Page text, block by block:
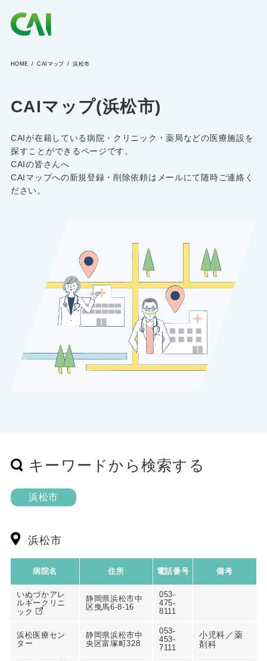
CAIとは
CAIを目指す方へ
CAIの方へ
HOME CAIマップ 浜松市
CAIマップ(浜松市)
CAIが在籍している病院・クリニック・薬局などの医療施設を
探すことができるページです。
CAIの皆さんへ
CAIマップへの新規登録・削除依頼はメールにて随時ご連絡く
ださい。
キーワードから検索する
浜松市
浜松市
病院名 住所 電話番号 備考
いぬづかアレ
ルギークリニ
ック
静岡県浜松市中
区曳馬6-8-16
053-
475-
8111
浜松医療セン
ター
静岡県浜松市中
央区富塚町328
053-
453-
7111
小児科／薬
剤科